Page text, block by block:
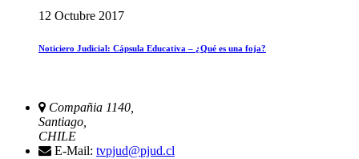
12 Octubre 2017
Noticiero Judicial: Cápsula Educativa – ¿Qué es una foja?
Compañia 1140,
Santiago,
CHILE
E-Mail: tvpjud@pjud.cl